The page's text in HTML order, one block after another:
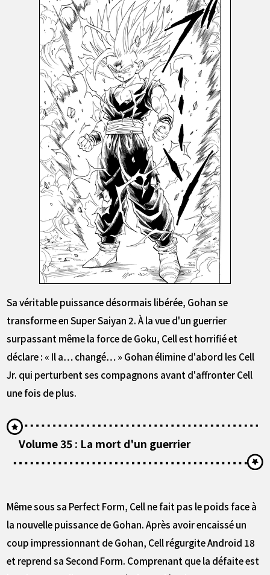
Sa véritable puissance désormais libérée, Gohan se
transforme en Super Saiyan 2. À la vue d'un guerrier
surpassant même la force de Goku, Cell est horrifié et
déclare : « Il a… changé… » Gohan élimine d'abord les Cell
Jr. qui perturbent ses compagnons avant d'affronter Cell
une fois de plus.
Volume 35 : La mort d'un guerrier
Même sous sa Perfect Form, Cell ne fait pas le poids face à
la nouvelle puissance de Gohan. Après avoir encaissé un
coup impressionnant de Gohan, Cell régurgite Android 18
et reprend sa Second Form. Comprenant que la défaite est